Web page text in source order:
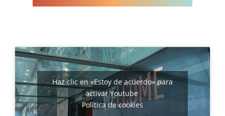
Haz clic en «Estoy de acuerdo» para
activar Youtube
Política de cookies